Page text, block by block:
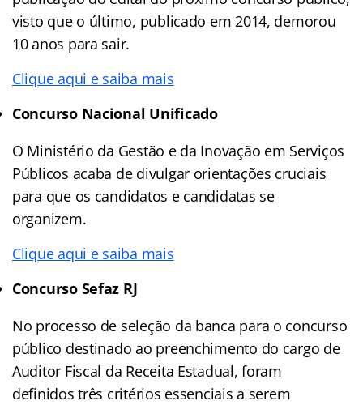
visto que o último, publicado em 2014, demorou
10 anos para sair.
Clique aqui e saiba mais
Concurso Nacional Unificado
O Ministério da Gestão e da Inovação em Serviços
Públicos acaba de divulgar orientações cruciais
para que os candidatos e candidatas se
organizem.
Clique aqui e saiba mais
Concurso Sefaz RJ
No processo de seleção da banca para o concurso
público destinado ao preenchimento do cargo de
Auditor Fiscal da Receita Estadual, foram
definidos três critérios essenciais a serem